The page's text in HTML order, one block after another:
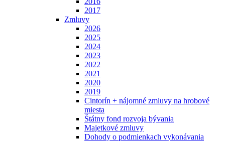
2017
Zmluvy
2026
2025
2024
2023
2022
2021
2020
2019
Cintorín + nájomné zmluvy na hrobové
miesta
Štátny fond rozvoja bývania
Majetkové zmluvy
Dohody o podmienkach vykonávania